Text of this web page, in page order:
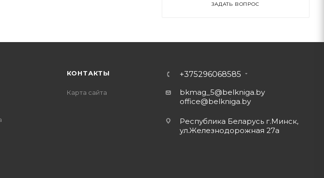
ЗАДАТЬ ВОПРОС
КОНТАКТЫ
Карта сайта
+375296068585
bkmag_5@belkniga.by
office@belkniga.by
Республика Беларусь г.Минск,
ул.Железнодорожная 27а